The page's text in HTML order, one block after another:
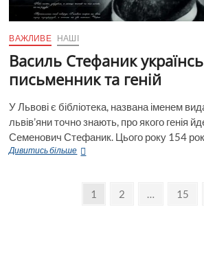
ВАЖЛИВЕ НАШІ
Василь Стефаник
письменник та геній
У Львові є бібліотека, названа іменем
львів’яни точно знають, про якого генія
Семенович Стефаник. Цього року 154
Дивитись більшеВасиль
Page
1 Page
2 … Page
15